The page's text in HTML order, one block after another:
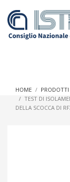
HOME PRODOTTI
TEST DI
DELLA SCOCCA DI